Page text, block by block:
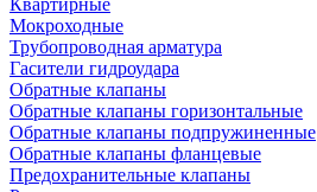
Мокроходные
Трубопроводная арматура
Гасители гидроудара
Обратные клапаны
Обратные клапаны горизонтальные
Обратные клапаны подпружиненные
Обратные клапаны фланцевые
Предохранительные клапаны